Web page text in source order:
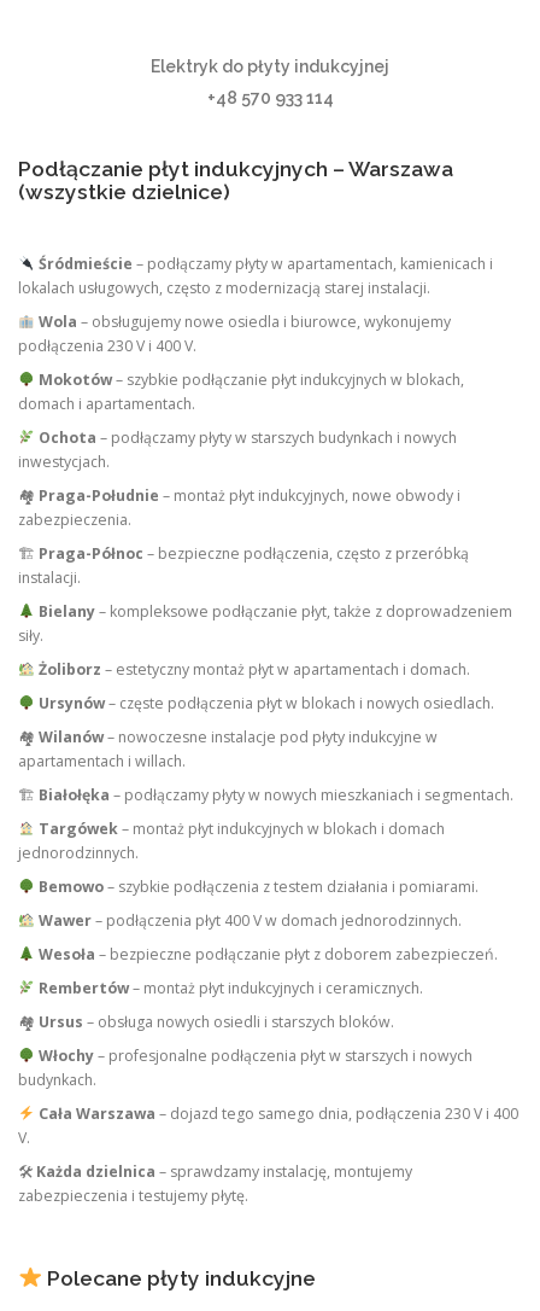
Elektryk do płyty indukcyjnej
+48 570 933 114
Podłączanie płyt indukcyjnych – Warszawa
(wszystkie dzielnice)
Śródmieście – podłączamy płyty w apartamentach, kamienicach i
lokalach usługowych, często z modernizacją starej instalacji.
Wola – obsługujemy nowe osiedla i biurowce, wykonujemy
podłączenia 230 V i 400 V.
Mokotów– szybkie podłączanie płyt indukcyjnych w blokach,
domach i apartamentach.
Ochota – podłączamy płyty w starszych budynkach i nowych
inwestycjach.
🏘 Praga-Południe – montaż płyt indukcyjnych, nowe obwody i
zabezpieczenia.
🏗 Praga-Północ – bezpieczne podłączenia, często z przeróbką
instalacji.
Bielany– kompleksowe podłączanie płyt, także z doprowadzeniem
siły.
Żoliborz – estetyczny montaż płyt w apartamentach i domach.
Ursynów– częste podłączenia płyt w blokach i nowych osiedlach.
🏘 Wilanów– nowoczesne instalacje pod płyty indukcyjne w
apartamentach i willach.
🏗 Białołęka – podłączamy płyty w nowych mieszkaniach i segmentach.
Targówek– montaż płyt indukcyjnych w blokach i domach
jednorodzinnych.
Bemowo– szybkie podłączenia z testem działania i pomiarami.
Wawer– podłączenia płyt 400 V w domach jednorodzinnych.
Wesoła – bezpieczne podłączanie płyt z doborem zabezpieczeń.
Rembertów– montaż płyt indukcyjnych i ceramicznych.
🏘 Ursus – obsługa nowych osiedli i starszych bloków.
Włochy– profesjonalne podłączenia płyt w starszych i nowych
budynkach.
Cała Warszawa – dojazd tego samego dnia, podłączenia 230 V i 400
V.
🛠 Każda dzielnica – sprawdzamy instalację, montujemy
zabezpieczenia i testujemy płytę.
Polecane płyty indukcyjne